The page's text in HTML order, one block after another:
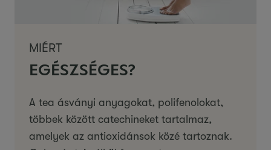
MIÉRT
EGÉSZSÉGES?
A tea ásványi anyagokat, polifenolokat,
többek között catechineket tartalmaz,
amelyek az antioxidánsok közé tartoznak.